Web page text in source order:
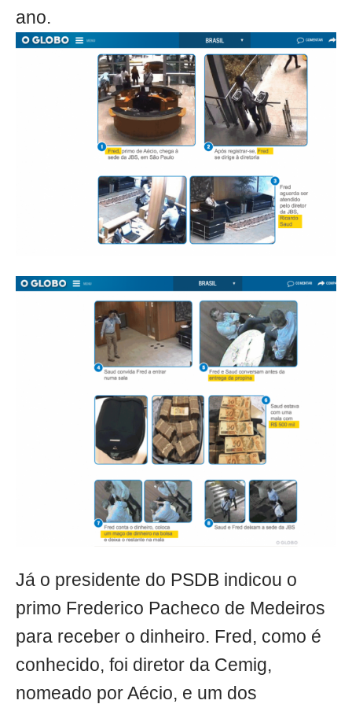
ano.
Já o presidente do PSDB indicou o
primo Frederico Pacheco de Medeiros
para receber o dinheiro. Fred, como é
conhecido, foi diretor da Cemig,
nomeado por Aécio, e um dos